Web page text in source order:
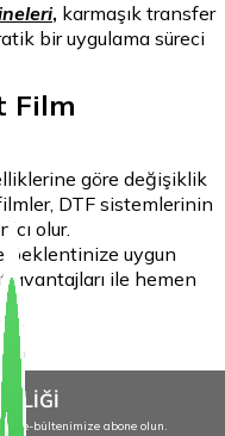
, karmaşık transfer
bir uygulama süreci
Film
göre değişiklik
DTF sistemlerinin
olur.
beklentinize uygun
avantajları ile hemen
e-bültenimize abone olun.